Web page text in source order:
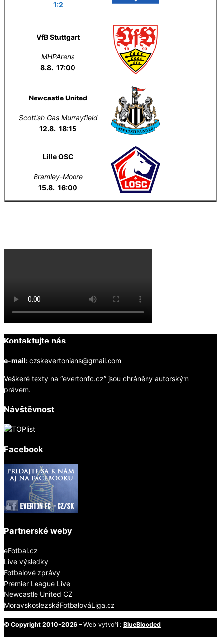
1:2
VfB Stuttgart
MHPArena
8.8. 17:00
Newcastle United
Scottish Gas Murrayfield
12.8. 18:15
Lille OSC
Bramley-Moore
15.8. 16:00
Kontaktujte nás
e-mail:czskevertonians@gmail.com
Veškeré texty na “evertonfc.cz” jsou chráněny autorským
právem.
Návštěvnost
Facebook
Partnerské weby
eFotbal.cz
Live výsledky
Fotbalové zprávy
Premier League Live
Newcastle United CZ
MoravskoslezskáFotbalováLiga.cz
© Copyright 2010-2026 – Web vytvořil: BlueBlooded